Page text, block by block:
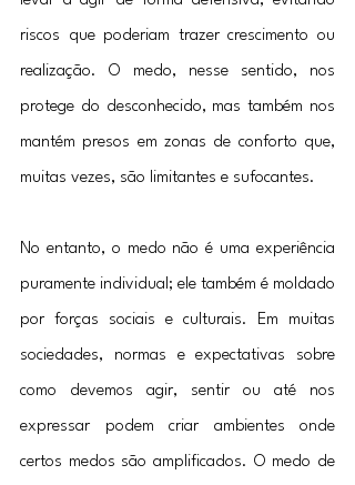
riscos que poderiam trazer crescimento ou
realização. O medo, nesse sentido, nos
protege do desconhecido, mas também nos
mantém presos em zonas de conforto que,
muitas vezes, são limitantes e sufocantes.
No entanto, o medo não é uma experiência
puramente individual; ele também é moldado
por forças sociais e culturais. Em muitas
sociedades, normas e expectativas sobre
como devemos agir, sentir ou até nos
expressar podem criar ambientes onde
certos medos são amplificados. O medo de